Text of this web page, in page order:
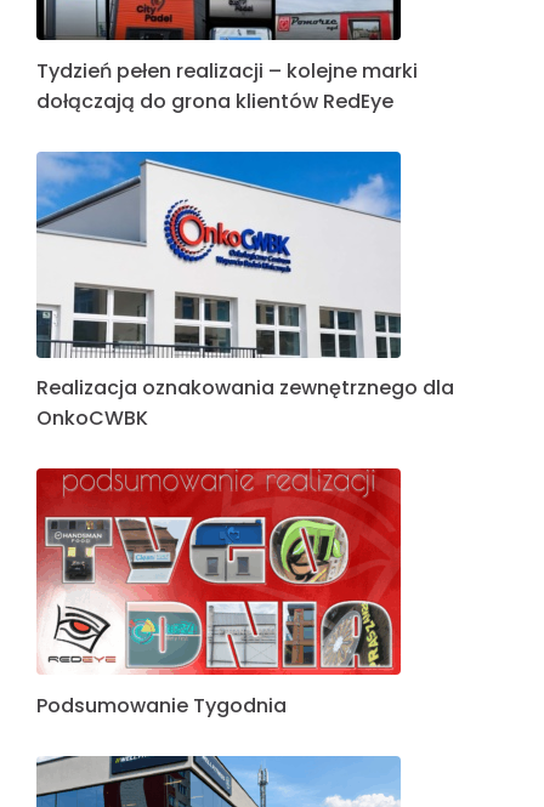
Tydzień pełen realizacji – kolejne marki
dołączają do grona klientów RedEye
Realizacja oznakowania zewnętrznego dla
OnkoCWBK
Podsumowanie Tygodnia